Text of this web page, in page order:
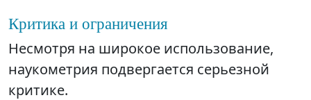
Критика и ограничения
Несмотря на широкое использование,
наукометрия подвергается серьезной
критике.